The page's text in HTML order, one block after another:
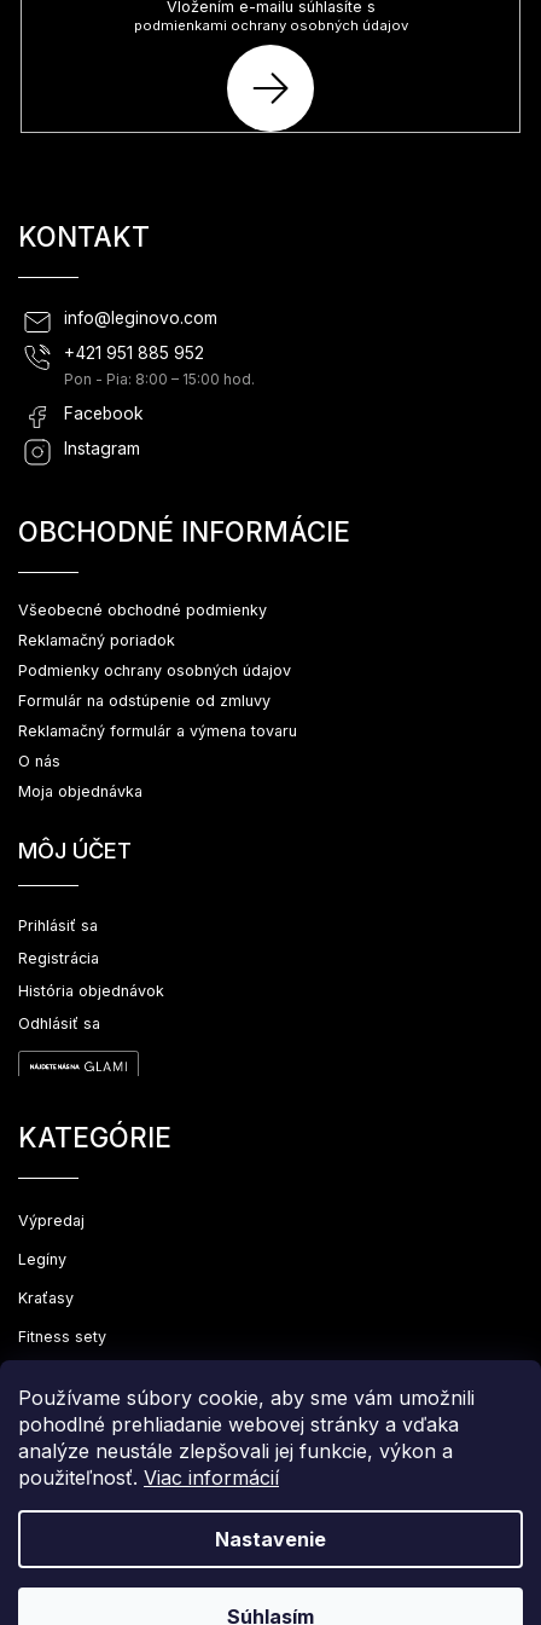
Používame súbory cookie, aby sme vám umožnili
pohodlné prehliadanie webovej stránky a vďaka
analýze neustále zlepšovali jej funkcie, výkon a
použiteľnosť. Viac informácií
Nastavenie
Súhlasím
Vložením e-mailu súhlasíte s
podmienkami ochrany osobných údajov
PRIHLÁSIŤ
SA
KONTAKT
info@ leginovo.com
+421 951 885 952
Pon - Pia: 8:00 – 15:00 hod.
Facebook
Instagram
OBCHODNÉ INFORMÁCIE
Všeobecné obchodné podmienky
Reklamačný poriadok
Podmienky ochrany osobných údajov
Formulár na odstúpenie od zmluvy
Reklamačný formulár a výmena tovaru
O nás
Moja objednávka
MÔJ ÚČET
Prihlásiť sa
Registrácia
História objednávok
Odhlásiť sa
KATEGÓRIE
Výpredaj
Legíny
Kraťasy
Fitness sety
Vytvoril Shoptet